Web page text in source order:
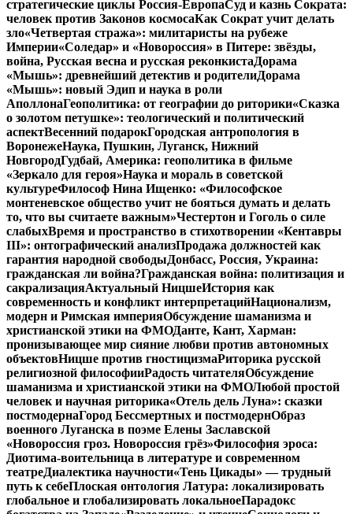
стратегические циклы Россия-ЕвропаСуд и казнь Сократа:
человек против Законов космосаКак Сократ учит делать
зло«Четвертая стража»: милитаристы на рубеже
Империи«Соледар» и «Новороссия» в Питере: звёзды,
война, Русская весна и русская реконкистаДорама
«Мышь»: древнейший детектив и родителиДорама
«Мышь»: новый Эдип и наука в роли
АполлонаГеополитика: от географии до риторики«Сказка
о золотом петушке»: теологический и политический
аспектВесенний подарокГородская антропология в
ВоронежеНаука, Пушкин, Луганск, Нижний
НовгородГудбай, Америка: геополитика в фильме
«Зеркало для героя»Наука и мораль в советской
культуреФилософ Нина Ищенко: «Философское
монтеневское общество учит не бояться думать и делать
то, что вы считаете важным»Честертон и Гоголь о силе
слабыхВремя и пространство в стихотворении «Кентавры
III»: онтографический анализПродажа должностей как
гарантия народной свободыДонбасс, Россия, Украина:
гражданская ли война?Гражданская война: политизация и
сакрализацияАктуальный НицшеИстория как
современность и конфликт интерпретацийНационализм,
модерн и Римская империяОбсуждение шаманизма и
христианской этики на ФМОДанте, Кант, Харман:
пронизывающее мир сияние любви против автономных
объектовНицше против гностицизмаРиторика русской
религиозной философииРадость читателяОбсуждение
шаманизма и христианской этики на ФМОЛюбой простой
человек и научная риторика«Отель дель Луна»: сказки
постмодернаГород Бессмертных и постмодернОбраз
военного Луганска в поэме Елены Заславской
«Новороссия гроз. Новороссия грёз»Философия эроса:
Диотима-воительница в литературе и современном
театреДиалектика научности«Тень Цикады» — трудный
путь к себеПлоская онтология Латура: локализировать
глобальное и глобализировать локальноеПарадокс